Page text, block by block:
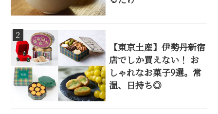
2
【東京土産】伊勢丹新宿
店でしか買えない！ お
しゃれなお菓子9選。常
温、日持ち◎